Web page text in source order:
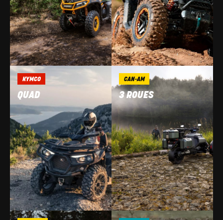
KYMCO
QUAD
CAN-AM
3 ROUES